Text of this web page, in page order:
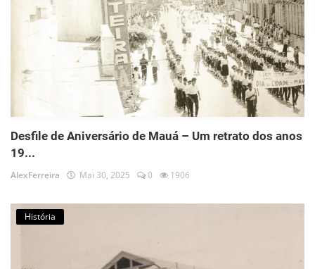
Desfile de Aniversário de Mauá – Um retrato dos anos
19...
AlexFerreira Mai 30, 2025 0 1906
História